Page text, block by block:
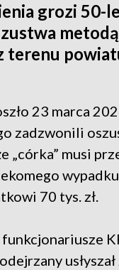
grozi 50-
terenu
23 marca
zadzwonili
„córka” musi
70 tys. zł.